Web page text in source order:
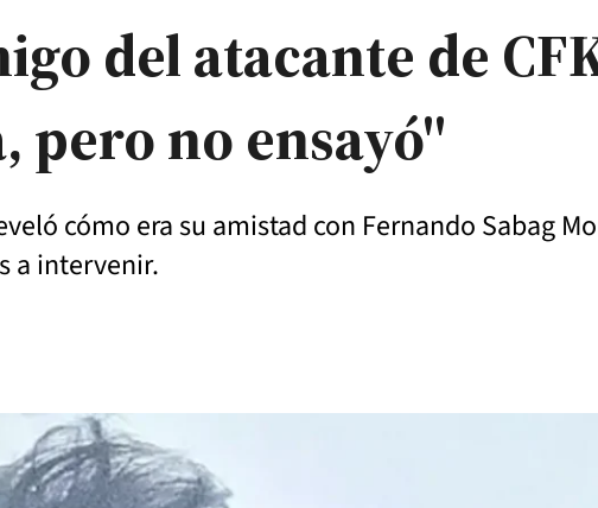
del atacante de
pero no ensayó"
cómo era su amistad con Fernando Sabag
a intervenir.